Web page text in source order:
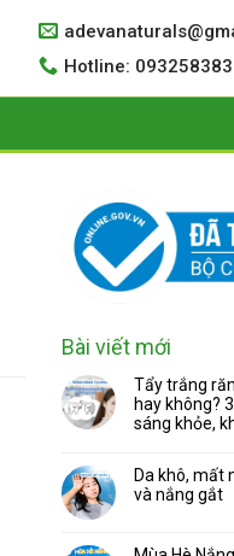
Hotline:
Bài viết mới
Tẩy trắng
hay không?
sáng khỏe,
Da khô, mất
và nắng gắt